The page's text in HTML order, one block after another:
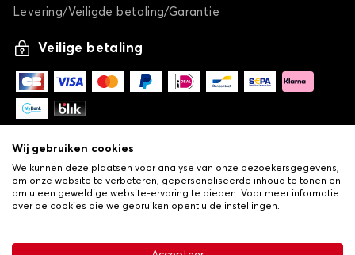
Levering/Veiligde betaling/Garantie
Veilige betaling
Algemene verkoopvoorwaarden•Privacy- en cookiebeleid
Wij gebruiken cookies
We kunnen deze plaatsen voor analyse van onze bezoekersgegevens,
om onze website te verbeteren, gepersonaliseerde inhoud te tonen en
om u een geweldige website-ervaring te bieden. Voor meer informatie
over de cookies die we gebruiken opent u de instellingen.